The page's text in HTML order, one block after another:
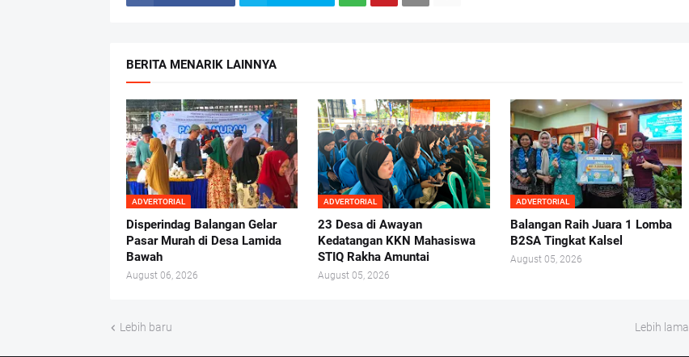
BERITA MENARIK LAINNYA
ADVERTORIAL
Disperindag Balangan Gelar
Pasar Murah di Desa Lamida
Bawah
August 06, 2026
ADVERTORIAL
23 Desa di Awayan
Kedatangan KKN Mahasiswa
STIQ Rakha Amuntai
August 05, 2026
ADVERTORIAL
Balangan Raih Juara 1 Lomba
B2SA Tingkat Kalsel
August 05, 2026
Lebih baru Lebih lama